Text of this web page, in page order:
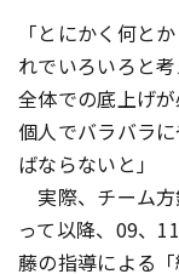
「とにかく何と
れでいろいろと
全体での底上げ
個人でバラバラ
ばならないと」
実際、チーム
って以降、09、
藤の指導による